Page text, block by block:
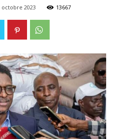
octobre 2023 13667